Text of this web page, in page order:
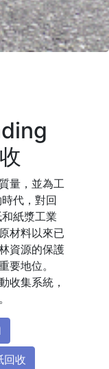
量，並為工
代，對回
紙漿工業
材料以來已
資源的保護
要地位。
收集系統，
回收